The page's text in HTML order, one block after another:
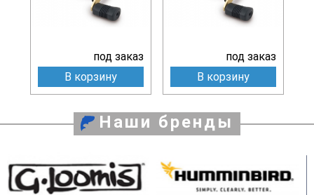
под заказ
В корзину
под заказ
В корзину
Наши бренды